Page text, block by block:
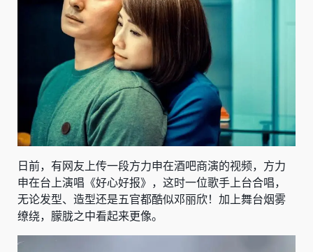
日前，有网友上传一段方力申在酒吧商演的视频，方力
申在台上演唱《好心好报》，这时一位歌手上台合唱，
无论发型、造型还是五官都酷似邓丽欣！加上舞台烟雾
缭绕，朦胧之中看起来更像。